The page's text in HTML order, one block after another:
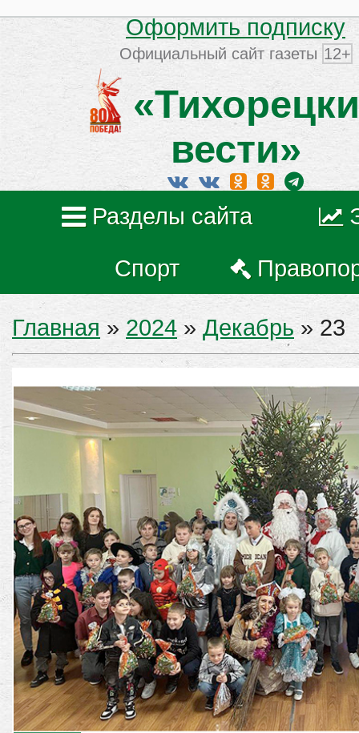
Оформить подписку
Официальный сайт газеты 12+
вести»
Разделы сайта
Спорт
Главная » 2024 » Декабрь » 23